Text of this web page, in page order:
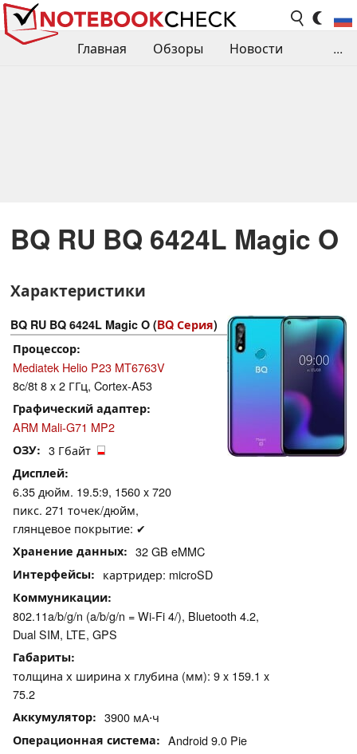
Главная Обзоры
Новости
...
BQ RU BQ 6424L Magic O
Характеристики
BQ RU BQ 6424L Magic O (BQ Серия)
Процессор
Mediatek Helio P23 MT6763V
8c/8t 8 x 2 ГГц, Cortex-A53
Графический адаптер
ARM Mali-G71 MP2
ОЗУ 3 Гбайт
Дисплей
6.35 дюйм. 19.5:9, 1560 x 720
пикс. 271 точек/дюйм,
глянцевое покрытие: ✔
Хранение данных 32 GB eMMC
Интерфейсы картридер: microSD
Коммуникации
802.11a/b/g/n (a/b/g/n = Wi-Fi 4/), Bluetooth 4.2,
Dual SIM, LTE, GPS
Габариты
толщина х ширина х глубина (мм): 9 x 159.1 x
75.2
Аккумулятор 3900 мА⋅ч
Операционная система Android 9.0 Pie